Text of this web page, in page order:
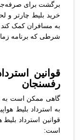
برگشت برای
خرید بلیط چارتر و
به مسافران کمک کند
شرطی که برنامه
قوانین
رفسنجان
گاهی ممکن است به
به استرداد بلیط
قوانین استرداد
است: